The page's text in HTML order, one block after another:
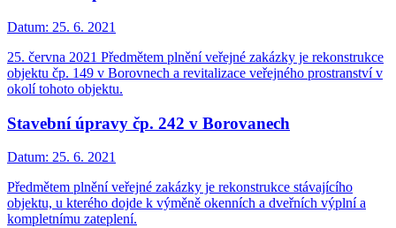
Datum: 25. 6. 2021
25. června 2021 Předmětem plnění veřejné zakázky je rekonstrukce
objektu čp. 149 v Borovnech a revitalizace veřejného prostranství v
okolí tohoto objektu.
Stavební úpravy čp. 242 v Borovanech
Datum: 25. 6. 2021
Předmětem plnění veřejné zakázky je rekonstrukce stávajícího
objektu, u kterého dojde k výměně okenních a dveřních výplní a
kompletnímu zateplení.